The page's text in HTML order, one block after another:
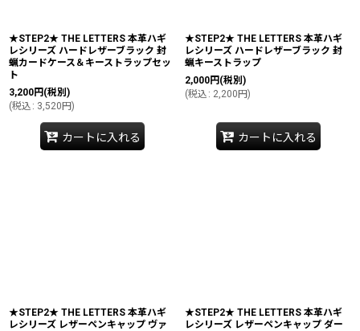
★STEP2★ THE LETTERS 本革ハギ
レシリーズ ハードレザーブラック 封
蝋カードケース＆キーストラップセッ
ト
3,200円 (税別)
(税込 : 3,520 円)
カートに入れる
★STEP2★ THE LETTERS 本革ハギ
レシリーズ ハードレザーブラック 封
蝋キーストラップ
2,000円 (税別)
(税込 : 2,200 円)
カートに入れる
★STEP2★ THE LETTERS 本革ハギ
レシリーズ レザーペンキャップ ヴァ
★STEP2★ THE LETTERS 本革ハギ
レシリーズ レザーペンキャップ ダー